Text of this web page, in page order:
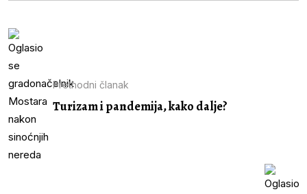
Prethodni članak
Turizam i pandemija, kako dalje?